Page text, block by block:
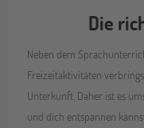
Die
Neben dem
Freizeitaktivitäten
Unterkunft. Daher ist es
und dich entspannen